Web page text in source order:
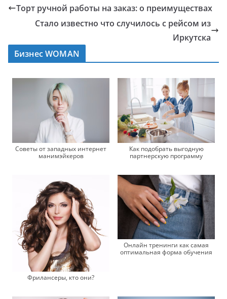
Торт ручной работы на заказ: о преимуществах
Стало известно что случилось с рейсом из
Иркутска
Бизнес WOMAN
Советы от западных интернет
манимэйкеров
Как подобрать выгодную
партнерскую программу
Фрилансеры, кто они?
Онлайн тренинги как самая
оптимальная форма обучения